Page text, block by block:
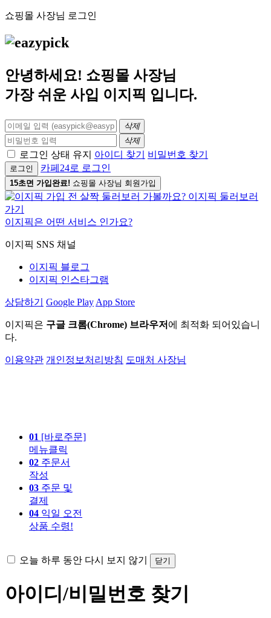
쇼핑몰 사장님 로그인
안녕하세요! 쇼핑몰 사장님
가장 쉬운 사입 이지픽 입니다.
삭제
삭제
로그인 상태 유지 아이디 찾기 비밀번호 찾기
로그인 카페24로 로그인
15초면 가입완료! 쇼핑몰 사장님 회원가입
이지픽은 어떤 서비스 인가요?
이지픽 SNS 채널
이지픽 블로그
이지픽 인스타그램
상담하기 Google Play App Store
이지픽은 구글 크롬(Chrome) 브라우저 에 최적화 되어있습니
다.
이용약관 개인정보처리방침 도매처 사장님
01 [바로주문]
메뉴클릭
02 주문서
작성
03 주문 및
결제
04 익일 오전
상품 수령!
오늘 하루 동안 다시 보지 않기 닫기
아이디/비밀번호 찾기